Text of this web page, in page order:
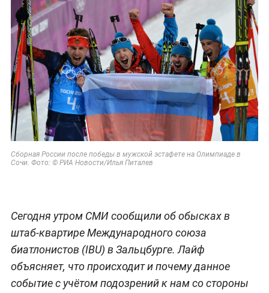
Сборная России после победы в мужской эстафете на Олимпиаде в
Сочи. Фото: © РИА Новости/Илья Питалев
Сегодня утром СМИ сообщили об обысках в
штаб-квартире Международного союза
биатлонистов (IBU) в Зальцбурге. Лайф
объясняет, что происходит и почему данное
событие с учётом подозрений к нам со стороны